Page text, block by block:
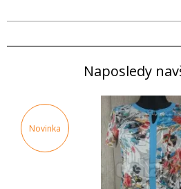
Naposledy
Novinka